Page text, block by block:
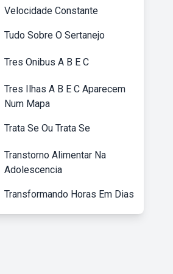
Velocidade Constante
Tudo Sobre O Sertanejo
Tres Onibus A B E C
Tres Ilhas A B E C Aparecem
Num Mapa
Trata Se Ou Trata Se
Transtorno Alimentar Na
Adolescencia
Transformando Horas Em Dias